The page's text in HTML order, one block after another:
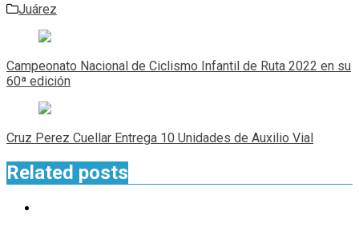
Juárez
Navegación
de
entradas
Campeonato Nacional de Ciclismo Infantil de Ruta 2022 en su
60ª edición
Cruz Perez Cuellar Entrega 10 Unidades de Auxilio Vial
Related posts